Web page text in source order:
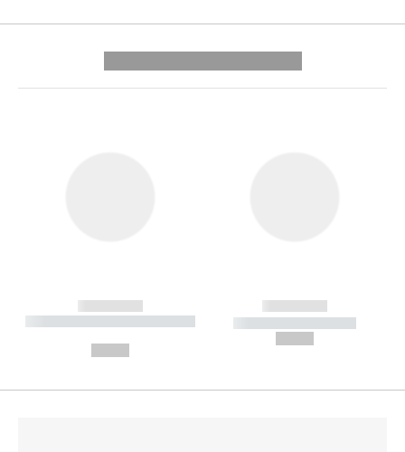
------------
----------- ----------- --------
------------
----------- -----------